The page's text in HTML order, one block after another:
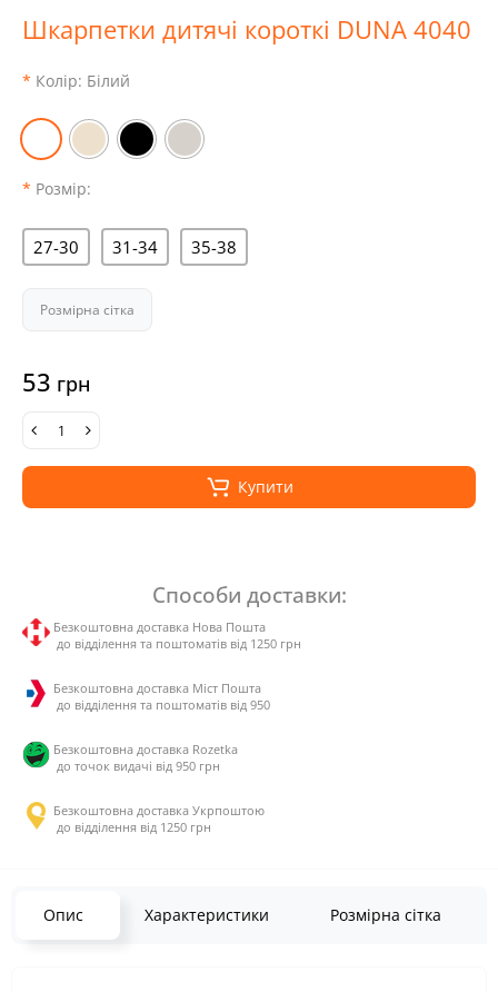
Шкарпетки дитячі короткі DUNA 4040
Колір: Білий
Розмір:
27-30 31-34 35-38
Розмірна сітка
53 грн
Купити
Способи доставки:
Безкоштовна доставка Нова Пошта
до відділення та поштоматів від 1250 грн
Безкоштовна доставка Міст Пошта
до відділення та поштоматів від 950
Безкоштовна доставка Rozetka
до точок видачі від 950 грн
Безкоштовна доставка Укрпоштою
до відділення від 1250 грн
Опис Характеристики Розмірна сітка